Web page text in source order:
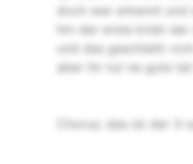
doch wer erkennt
hm der erste kniet
und das geschieht
aber ihr tut ne gute
Chorus: das ist der